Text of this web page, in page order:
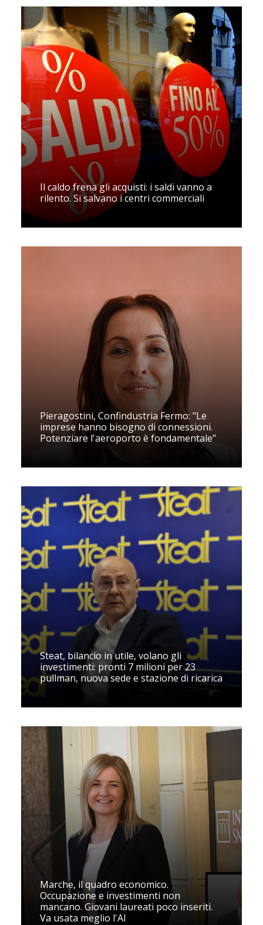
Il caldo frena gli acquisti: i saldi vanno a
rilento. Si salvano i centri commerciali
Pieragostini, Confindustria Fermo: "Le
imprese hanno bisogno di connessioni.
Potenziare l'aeroporto è fondamentale"
Steat, bilancio in utile, volano gli
investimenti: pronti 7 milioni per 23
pullman, nuova sede e stazione di ricarica
Marche, il quadro economico.
Occupazione e investimenti non
mancano. Giovani laureati poco inseriti.
Va usata meglio l'AI